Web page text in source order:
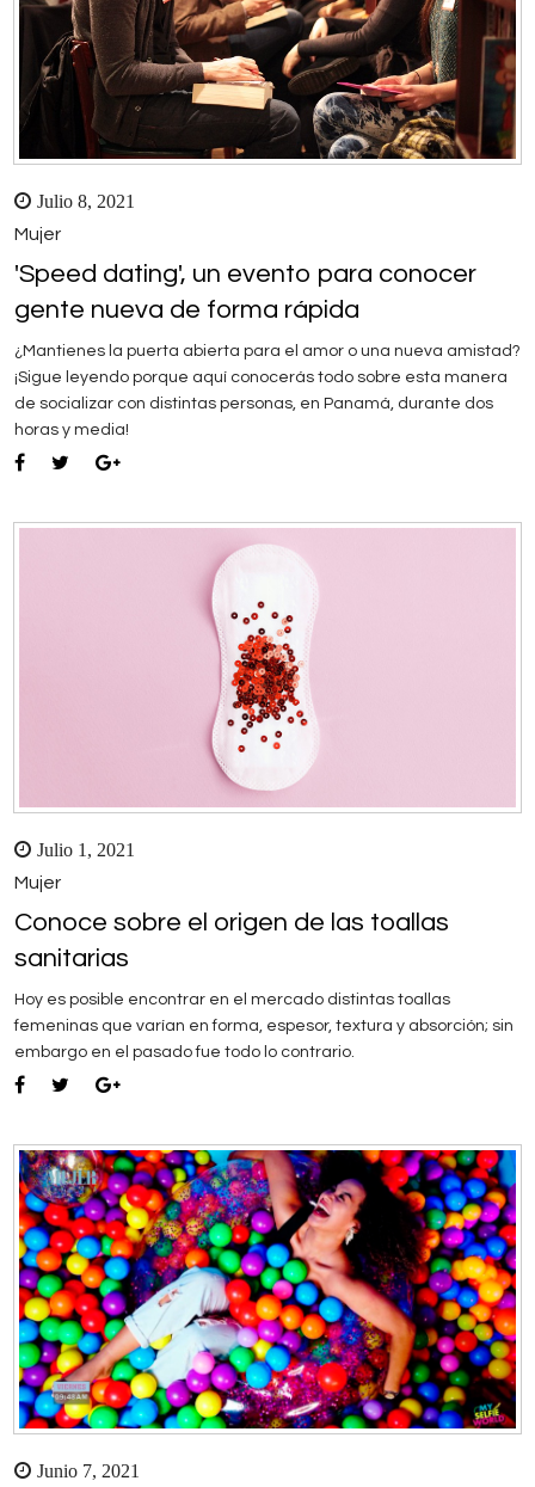
Julio 8, 2021
Mujer
'Speed dating', un evento para conocer
gente nueva de forma rápida
¿Mantienes la puerta abierta para el amor o una nueva amistad?
¡Sigue leyendo porque aquí conocerás todo sobre esta manera
de socializar con distintas personas, en Panamá, durante dos
horas y media!
Julio 1, 2021
Mujer
Conoce sobre el origen de las toallas
sanitarias
Hoy es posible encontrar en el mercado distintas toallas
femeninas que varían en forma, espesor, textura y absorción; sin
embargo en el pasado fue todo lo contrario.
Junio 7, 2021